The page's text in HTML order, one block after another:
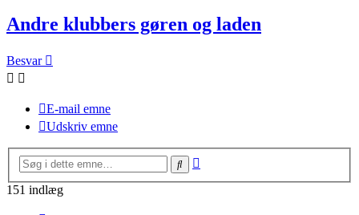
Andre klubbers gøren og laden
Besvar
E-mail emne
Udskriv emne
Søg
151 indlæg